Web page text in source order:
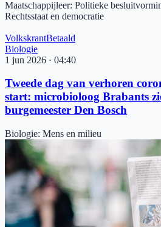
Maatschappijleer: Politieke
Rechtsstaat en democratie
VolkskrantBetaald
Biologie
1 jun 2026 · 04:40
Tweede dag van verhoren
start: microbioloog Brabants
burgemeester Den Bosch
Biologie: Mens en milieu